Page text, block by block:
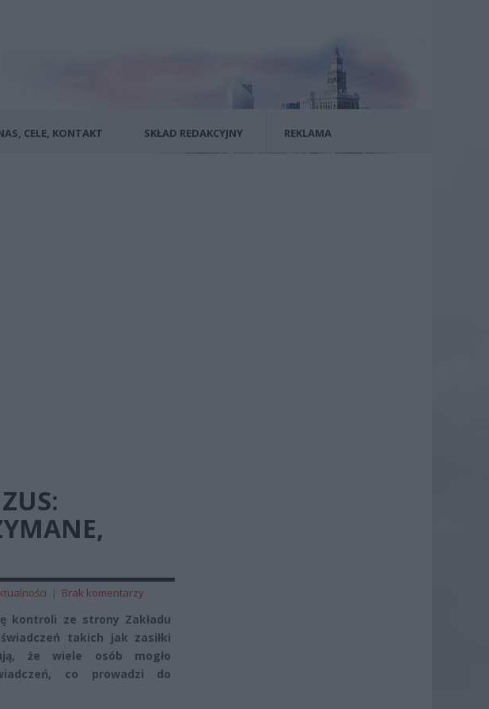
CELE, KONTAKT SKŁAD REDAKCYJNY REKLAMA
| Brak komentarzy
kontroli ze strony Zakładu
takich jak zasiłki
że wiele osób mogło
co prowadzi do